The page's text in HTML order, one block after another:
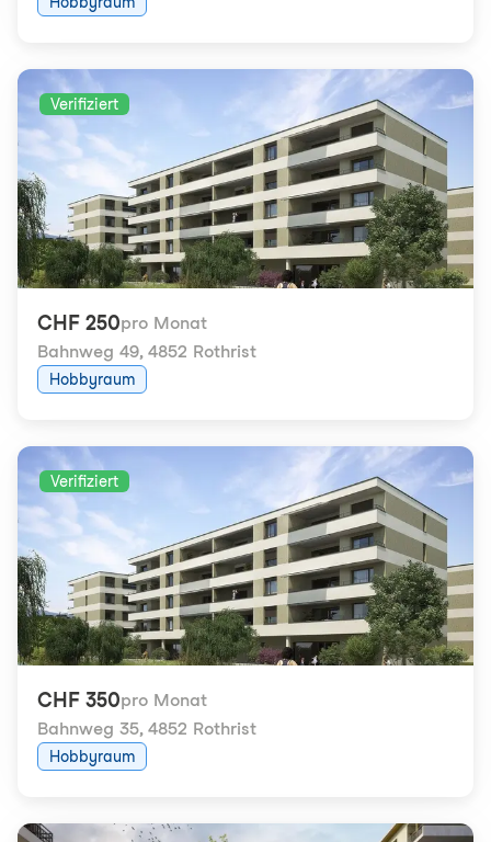
Verifiziert
CHF 250pro Monat
Bahnweg 49, 4852 Rothrist
Hobbyraum
Verifiziert
CHF 350pro Monat
Bahnweg 35, 4852 Rothrist
Hobbyraum